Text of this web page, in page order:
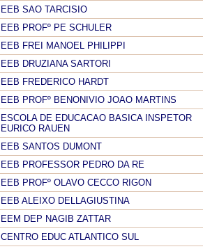
EEB SAO TARCISIO
EEB PROFº PE SCHULER
EEB FREI MANOEL PHILIPPI
EEB DRUZIANA SARTORI
EEB FREDERICO HARDT
EEB PROFº BENONIVIO JOAO MARTINS
ESCOLA DE EDUCACAO BASICA INSPETOR
EURICO RAUEN
EEB SANTOS DUMONT
EEB PROFESSOR PEDRO DA RE
EEB PROFº OLAVO CECCO RIGON
EEB ALEIXO DELLAGIUSTINA
EEM DEP NAGIB ZATTAR
CENTRO EDUC ATLANTICO SUL